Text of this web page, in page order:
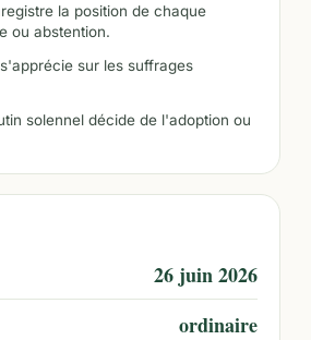
la position de chaque
ou abstention.
sur les suffrages
solennel décide de l'adoption ou
26 juin 2026
ordinaire